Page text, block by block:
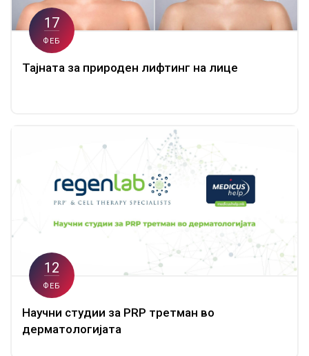
17
ФЕБ
Тајната за природен лифтинг на лице
12
ФЕБ
Научни студии за PRP третман во
дерматологијата